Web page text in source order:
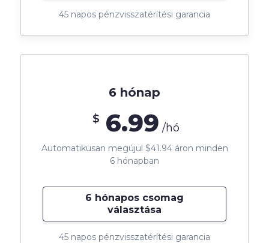
45 napos pénzvisszatérítési garancia
6 hónap
$ 6.99 /hó
Automatikusan megújul $41.94 áron minden
6 hónapban
6 hónapos csomag
választása
45 napos pénzvisszatérítési garancia